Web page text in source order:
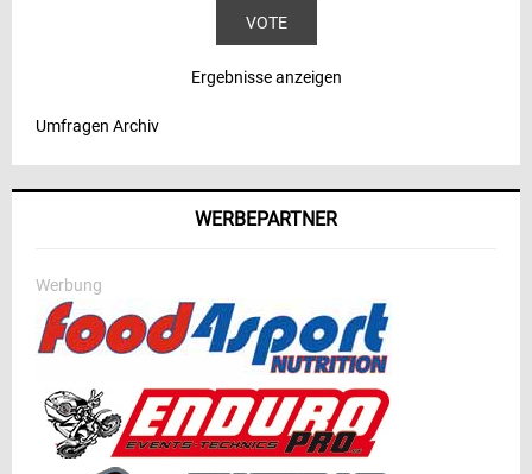
Ergebnisse anzeigen
Umfragen Archiv
WERBEPARTNER
Werbung